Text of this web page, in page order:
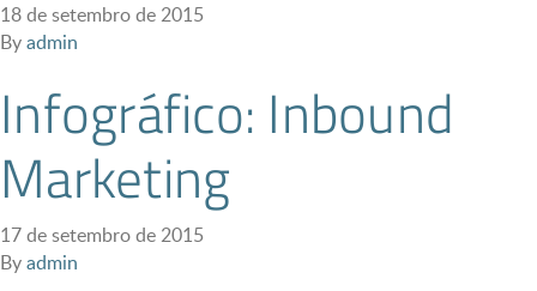
18 de setembro de 2015
Byadmin
Infográfico: Inbound
Marketing
17 de setembro de 2015
Byadmin